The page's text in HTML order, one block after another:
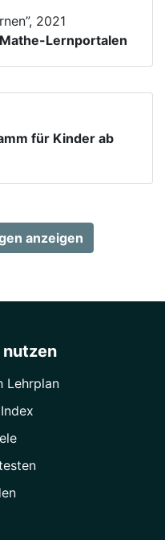
2021
Lernportalen
für Kinder ab
anzeigen
Lehrplan